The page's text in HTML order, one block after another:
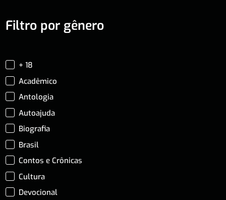
Filtro por gênero
+ 18
Acadêmico
Antologia
Autoajuda
Biografia
Brasil
Contos e Crônicas
Cultura
Devocional